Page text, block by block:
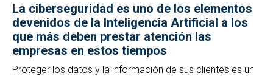
La ciberseguridad es uno de los elementos
devenidos de la Inteligencia Artificial a los
que más deben prestar atención las
empresas en estos tiempos
Proteger los datos y la información de sus clientes es un